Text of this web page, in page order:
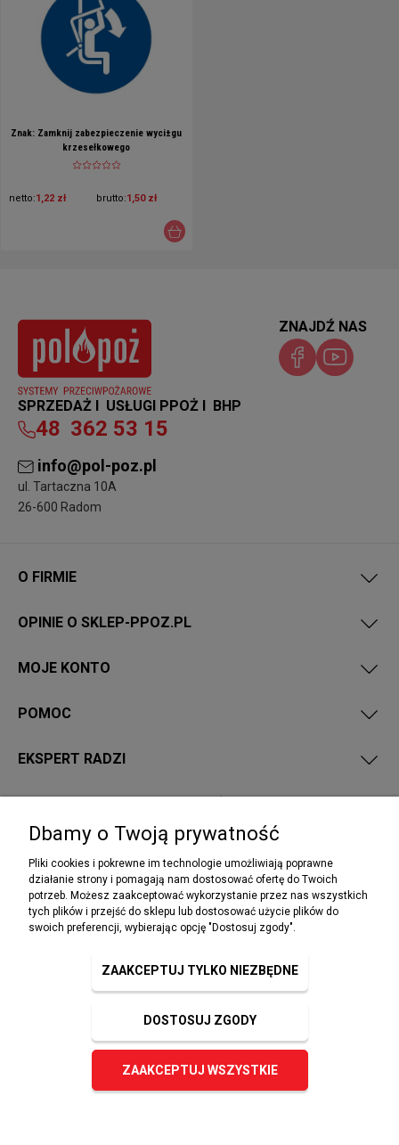
Znak: Zamknij zabezpieczenie wyci±gu
krzesełkowego
netto:1,22 zł brutto:1,50 zł
SPRZEDAŻ I USŁUGI PPOŻ I BHP
48 362 53 15
info@pol-poz.pl
ul. Tartaczna 10A
26-600 Radom
ZNAJDŹ NAS
O FIRMIE
OPINIE O SKLEP-PPOZ.PL
MOJE KONTO
POMOC
EKSPERT RADZI
NEWSLETTER
Podaj swój adres e-mail, jeżeli chcesz otrzymywać
ZAPISZ SIĘ
Dbamy o Twoją prywatność
Pliki cookies i pokrewne im technologie umożliwiają poprawne
działanie strony i pomagają nam dostosować ofertę do Twoich
potrzeb. Możesz zaakceptować wykorzystanie przez nas wszystkich
tych plików i przejść do sklepu lub dostosować użycie plików do
swoich preferencji, wybierając opcję "Dostosuj zgody".
ZAAKCEPTUJ TYLKO NIEZBĘDNE
DOSTOSUJ ZGODY
ZAAKCEPTUJ WSZYSTKIE